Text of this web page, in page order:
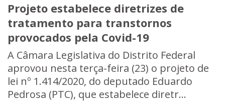
Projeto estabelece diretrizes de
tratamento para transtornos
provocados pela Covid-19
A Câmara Legislativa do Distrito Federal
aprovou nesta terça-feira (23) o projeto de
lei nº 1.414/2020, do deputado Eduardo
Pedrosa (PTC), que estabelece diretr...